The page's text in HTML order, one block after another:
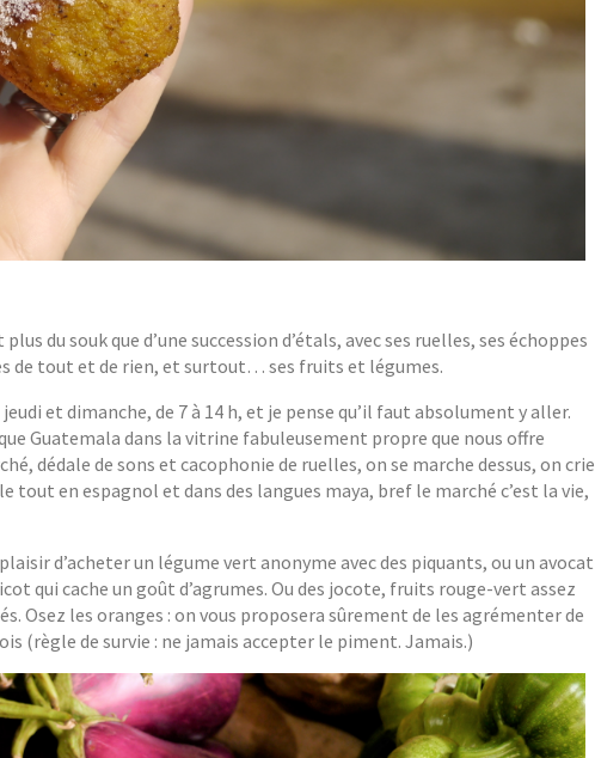
du souk que d’une succession d’étals, avec ses ruelles, ses échoppes
de tout et de rien, et surtout… ses fruits et légumes.
et dimanche, de 7 à 14 h, et je pense qu’il faut absolument y aller.
Guatemala dans la vitrine fabuleusement propre que nous offre
dédale de sons et cacophonie de ruelles, on se marche dessus, on crie
en espagnol et dans des langues maya, bref le marché c’est la vie,
d’acheter un légume vert anonyme avec des piquants, ou un avocat
qui cache un goût d’agrumes. Ou des jocote, fruits rouge-vert assez
Osez les oranges : on vous proposera sûrement de les agrémenter de
(règle de survie : ne jamais accepter le piment. Jamais.)